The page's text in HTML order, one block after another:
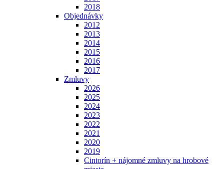
2018
Objednávky
2012
2013
2014
2015
2016
2017
Zmluvy
2026
2025
2024
2023
2022
2021
2020
2019
Cintorín + nájomné zmluvy na hrobové